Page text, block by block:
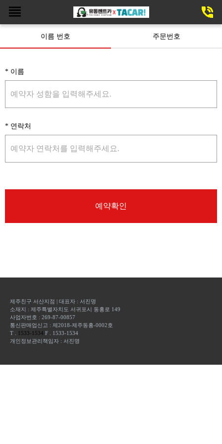
이름 번호 주문번호
* 이름
* 연락처
예약확인
제주친구 서산지점 | 대표자 : 서진명
소재지 : 제주특별자치도 서귀포시 동홍로 149
사업자번호 : 269-87-00857
통신판매업신고 : 제2018-제주동홍-0002호
T . 1533-1534 F . 1533-1534
개인정보관리책임자 : 서진명